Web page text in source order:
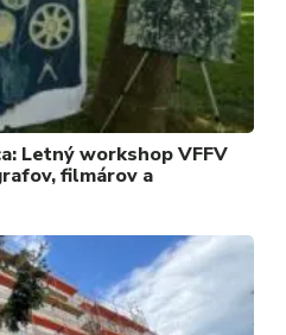
Letný workshop VFFV
filmárov a